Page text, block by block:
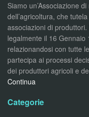
Siamo un’Associazione
dell’agricoltura, che
associazioni di
legalmente il 16
relazionandosi con tutte
partecipa ai processi
dei produttori agricoli e
Continua
Categorie